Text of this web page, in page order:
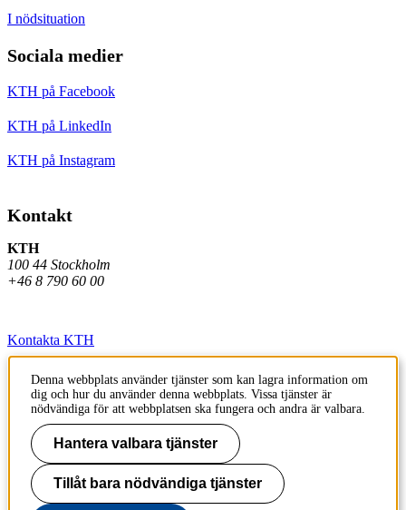
I nödsituation
Sociala medier
KTH på Facebook
KTH på LinkedIn
KTH på Instagram
Kontakt
KTH
100 44 Stockholm
+46 8 790 60 00
Kontakta KTH
Jobba på KTH
Press och media
Faktura och betalning KTH
Om KTH:s webbplatser
Denna webbplats använder tjänster som kan lagra information om
dig och hur du använder denna webbplats. Vissa tjänster är
nödvändiga för att webbplatsen ska fungera och andra är valbara.
Hantera valbara tjänster
Tillåt bara nödvändiga tjänster